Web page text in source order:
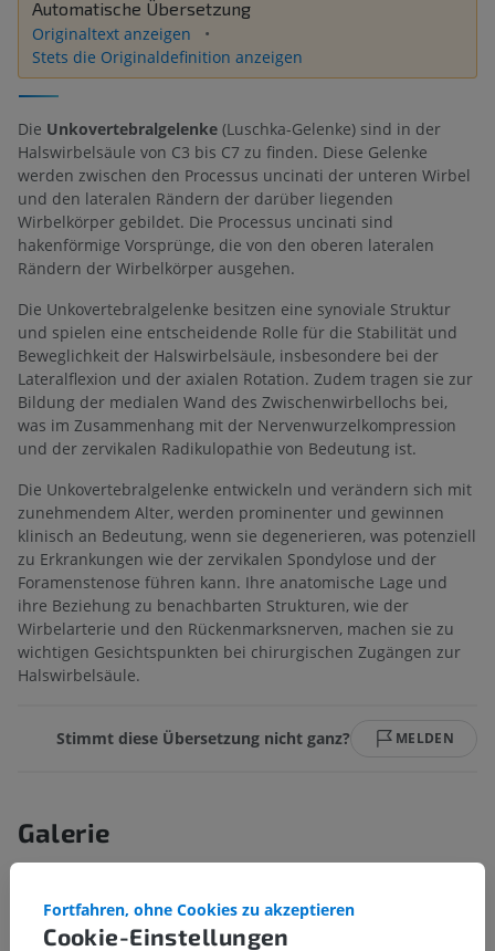
Automatische Übersetzung
Originaltext anzeigen
Stets die Originaldefinition anzeigen
Die Unkovertebralgelenke (Luschka-Gelenke) sind in der
Halswirbelsäule von C3 bis C7 zu finden. Diese Gelenke
werden zwischen den Processus uncinati der unteren Wirbel
und den lateralen Rändern der darüber liegenden
Wirbelkörper gebildet. Die Processus uncinati sind
hakenförmige Vorsprünge, die von den oberen lateralen
Rändern der Wirbelkörper ausgehen.
Die Unkovertebralgelenke besitzen eine synoviale Struktur
und spielen eine entscheidende Rolle für die Stabilität und
Beweglichkeit der Halswirbelsäule, insbesondere bei der
Lateralflexion und der axialen Rotation. Zudem tragen sie zur
Bildung der medialen Wand des Zwischenwirbellochs bei,
was im Zusammenhang mit der Nervenwurzelkompression
und der zervikalen Radikulopathie von Bedeutung ist.
Die Unkovertebralgelenke entwickeln und verändern sich mit
zunehmendem Alter, werden prominenter und gewinnen
klinisch an Bedeutung, wenn sie degenerieren, was potenziell
zu Erkrankungen wie der zervikalen Spondylose und der
Foramenstenose führen kann. Ihre anatomische Lage und
ihre Beziehung zu benachbarten Strukturen, wie der
Wirbelarterie und den Rückenmarksnerven, machen sie zu
wichtigen Gesichtspunkten bei chirurgischen Zugängen zur
Halswirbelsäule.
Stimmt diese Übersetzung nicht ganz? MELDEN
Galerie
Cookie-Einstellungen
Fortfahren, ohne Cookies zu akzeptieren